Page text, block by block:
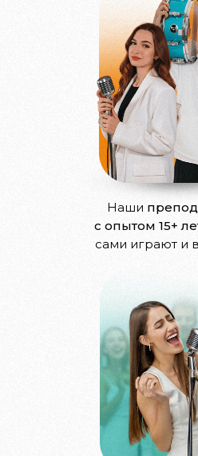
Наши
с опытом 15+
сами играют и